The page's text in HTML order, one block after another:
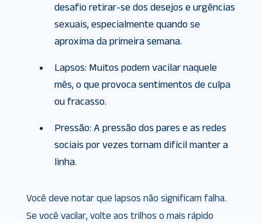
desafio retirar-se dos desejos e urgências
sexuais, especialmente quando se
aproxima da primeira semana.
Lapsos: Muitos podem vacilar naquele
mês, o que provoca sentimentos de culpa
ou fracasso.
Pressão: A pressão dos pares e as redes
sociais por vezes tornam difícil manter a
linha.
Você deve notar que lapsos não significam falha.
Se você vacilar, volte aos trilhos o mais rápido